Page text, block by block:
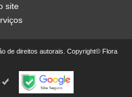
site
de direitos autorais. Copyright© Flora